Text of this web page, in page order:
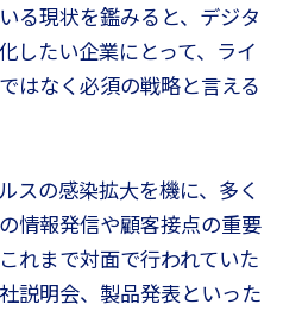
る現状を鑑みると、デジタ
したい企業にとって、ライ
はなく必須の戦略と言える
スの感染拡大を機に、多く
情報発信や顧客接点の重要
れまで対面で行われていた
説明会、製品発表といった